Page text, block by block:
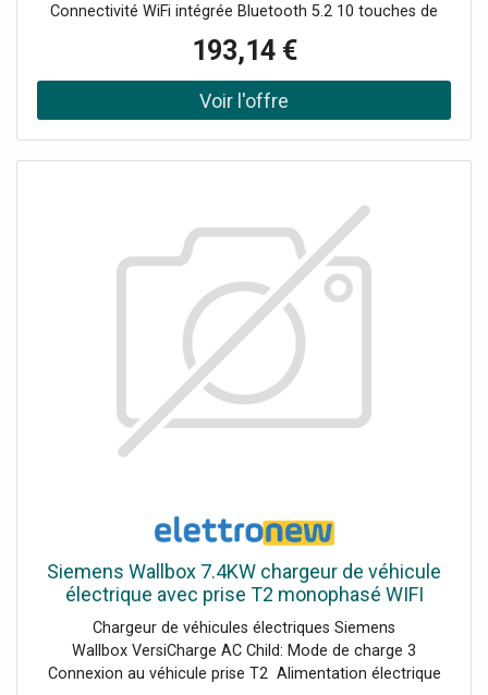
Connectivité WiFi intégrée Bluetooth 5.2 10 touches de
du bruit 2 ports USB 2.0 Type A Jusqu’à 12 comptes SIP
pris en charge Répertoire local de 2000 contacts
Compatible avec le module P800 KEY PRO
193,14 €
Siemens Wallbox 7.4KW chargeur de véhicule
électrique avec prise T2 monophasé WIFI
8EM13102EH040GA0
Chargeur de véhicules électriques Siemens
Wallbox VersiCharge AC Child: Mode de charge 3
Connexion au véhicule prise T2 Alimentation électrique